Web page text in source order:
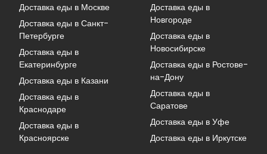
Доставка еды в Москве
Доставка еды в Санкт-
Петербурге
Доставка еды в
Екатеринбурге
Доставка еды в Казани
Доставка еды в
Краснодаре
Доставка еды в
Красноярске
Доставка еды в
Новгороде
Доставка еды в
Новосибирске
Доставка еды в Ростове-
на-Дону
Доставка еды в
Саратове
Доставка еды в Уфе
Доставка еды в Иркутске